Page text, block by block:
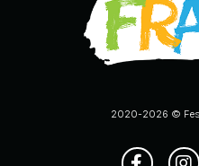
2020-2026 ©